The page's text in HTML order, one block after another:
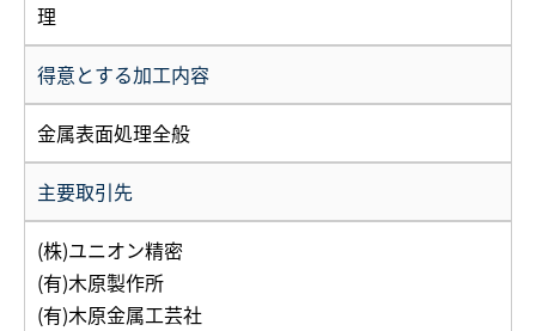
理
得意とする加工内容
金属表面処理全般
主要取引先
(株)ユニオン精密
(有)木原製作所
(有)木原金属工芸社